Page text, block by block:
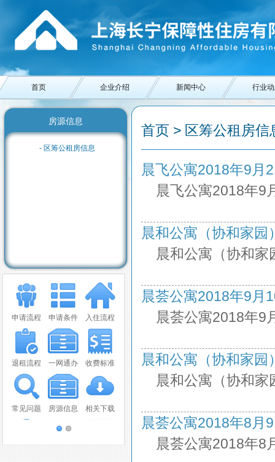
首页 企业介绍 新闻中心 行业
房源信息
- 区筹公租房信息
申请流程 申请条件 入住流程
退租流程 一网通办 收费标准
常见问题 房源信息 相关下载
联系我们 视频播放 报纸新闻
首页 > 区筹公租房信
晨飞公寓2018年9月
晨飞公寓2018年9
晨和公寓（协和家
晨和公寓（协和
晨荟公寓2018年9月
晨荟公寓2018年9
晨和公寓（协和家
晨和公寓（协和
晨荟公寓2018年8月
晨荟公寓2018年8